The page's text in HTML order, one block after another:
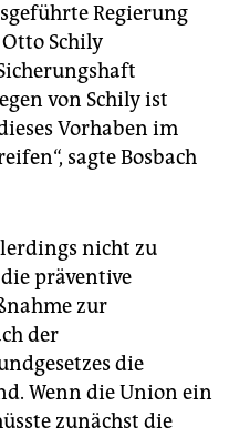
Regierung
Schily
von Schily ist
Vorhaben im
sagte Bosbach
nicht zu
präventive
zur
der
die
Wenn die Union ein
zunächst die